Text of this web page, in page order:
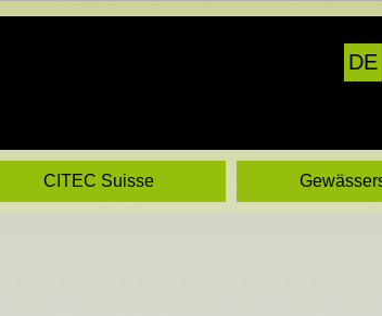
DE
CITEC Suisse